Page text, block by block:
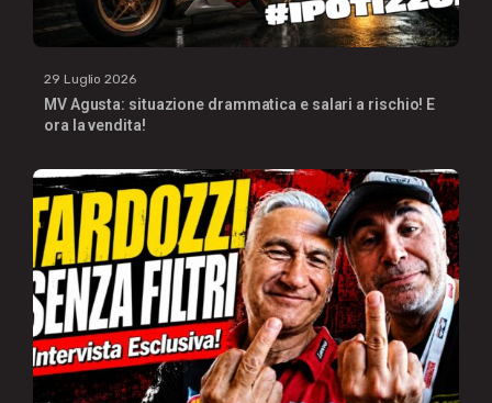
29 Luglio 2026
MV Agusta: situazione drammatica e salari a rischio! E
ora la vendita!